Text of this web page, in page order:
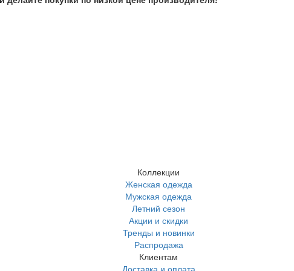
Коллекции
Женская одежда
Мужская одежда
Летний сезон
Акции и скидки
Тренды и новинки
Распродажа
Клиентам
Доставка и оплата